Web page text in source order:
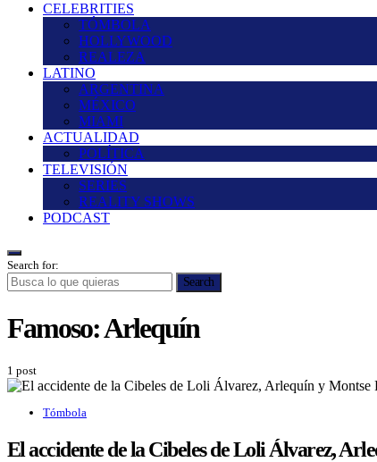
CELEBRITIES
TÓMBOLA
HOLLYWOOD
REALEZA
LATINO
ARGENTINA
MÉXICO
MIAMI
ACTUALIDAD
POLÍTICA
TELEVISIÓN
SERIES
REALITY SHOWS
PODCAST
Search for:
Search
Famoso:Arlequín
1 post
Tómbola
El accidente de la Cibeles de Loli Álvarez,